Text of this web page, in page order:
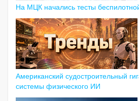
На МЦК начались тесты
Американский судостроительный
системы физического ИИ